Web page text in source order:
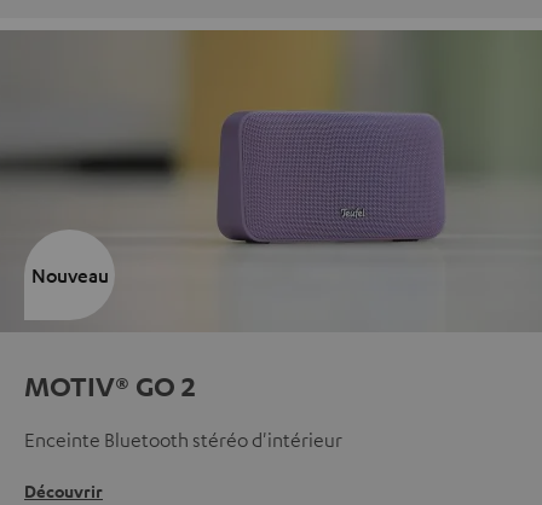
MOTIV® GO 2
Enceinte Bluetooth stéréo d'intérieur
Découvrir
Nouveau